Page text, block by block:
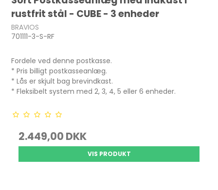
rustfrit stål - CUBE - 3 enheder
BRAVIOS
701111-3-S-RF
Fordele ved denne postkasse.
* Pris billigt postkasseanlæg.
* Lås er skjult bag brevindkast.
* Fleksibelt system med 2, 3, 4, 5 eller 6 enheder.
2.449,00 DKK
VIS PRODUKT